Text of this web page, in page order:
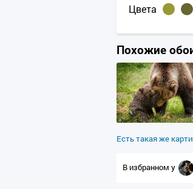
Цвета
Похожие
Есть такая же
В избранном у